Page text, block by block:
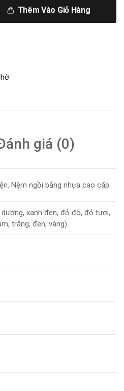
Thêm Vào Giỏ Hàng
giá (0)
Nệm ngồi bằng nhựa cao cấp
xanh đen, đỏ đô, đỏ tươi,
trắng, đen, vàng).